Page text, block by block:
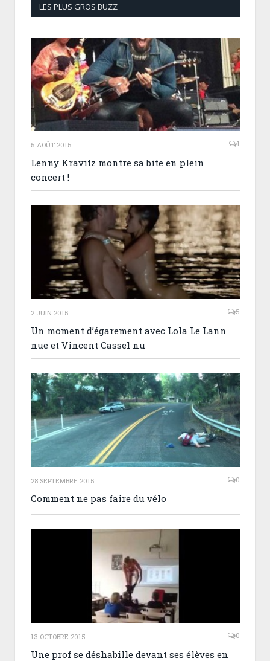
LES PLUS GROS BUZZ
5 AOÛT 2015 1
Lenny Kravitz montre sa bite en plein
concert !
2 JUIN 2015 5
Un moment d’égarement avec Lola Le Lann
nue et Vincent Cassel nu
28 SEPTEMBRE 2015 0
Comment ne pas faire du vélo
13 OCTOBRE 2015 0
Une prof se déshabille devant ses élèves en